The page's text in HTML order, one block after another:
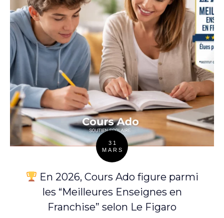
31
MARS
En 2026, Cours Ado figure parmi
les “Meilleures Enseignes en
Franchise” selon Le Figaro